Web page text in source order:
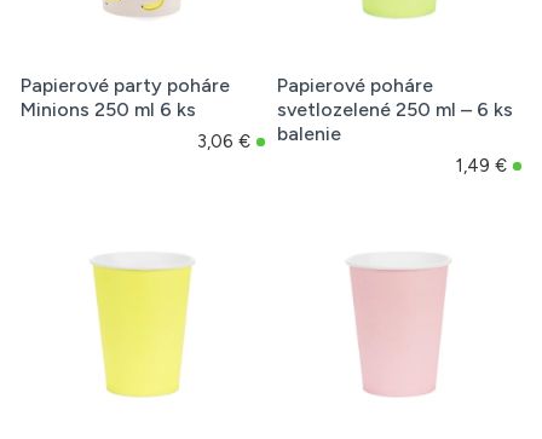
Papierové party poháre
Minions 250 ml 6 ks
3,06 €
Papierové poháre
svetlozelené 250 ml – 6 ks
balenie
1,49 €